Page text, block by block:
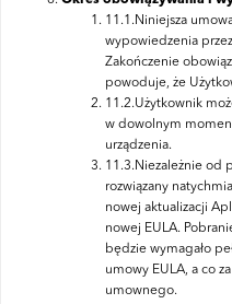
11.1.Niniejsza
wypowiedzenia
Zakończenie
powoduje, że
11.2.Użytkownik
w dowolnym
urządzenia.
11.3.Niezależnie od
rozwiązany
nowej aktualizacji
nowej EULA.
będzie wymagało
umowy EULA, a co
umownego.